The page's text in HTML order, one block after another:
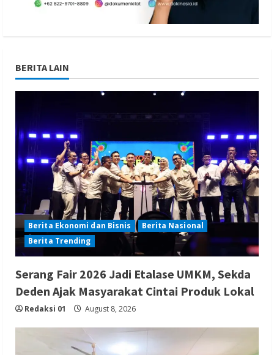
BERITA LAIN
Berita Ekonomi dan Bisnis
Berita Nasional
Berita Trending
Serang Fair 2026 Jadi Etalase UMKM, Sekda
Deden Ajak Masyarakat Cintai Produk Lokal
Redaksi 01 August 8, 2026